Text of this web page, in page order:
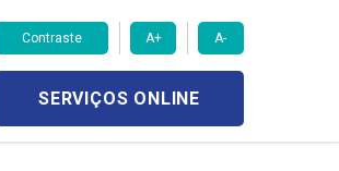
Contraste A+ A-
SERVIÇOS ONLINE